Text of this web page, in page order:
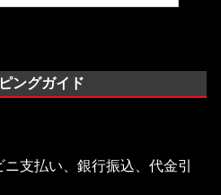
ングガイド
支払い、銀行振込、代金引